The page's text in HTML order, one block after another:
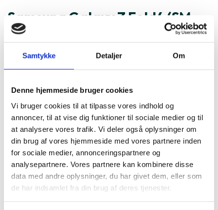
Samtykke Detaljer Om
Denne hjemmeside bruger cookies
Vi bruger cookies til at tilpasse vores indhold og
annoncer, til at vise dig funktioner til sociale medier og til
at analysere vores trafik. Vi deler også oplysninger om
din brug af vores hjemmeside med vores partnere inden
for sociale medier, annonceringspartnere og
analysepartnere. Vores partnere kan kombinere disse
data med andre oplysninger, du har givet dem, eller som
de har indsamlet fra din brug af deres tjenester.
Samsung Galaxy Z Fold4 (SM-
F936) er ofte købt sammen
med